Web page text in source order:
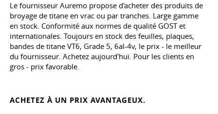
Le fournisseur Auremo propose d'acheter des produits de
broyage de titane en vrac ou par tranches. Large gamme
en stock. Conformité aux normes de qualité GOST et
internationales. Toujours en stock des feuilles, plaques,
bandes de titane VT6, Grade 5, 6al-4v, le prix - le meilleur
du fournisseur. Achetez aujourd'hui. Pour les clients en
gros - prix favorable.
ACHETEZ À UN PRIX AVANTAGEUX.